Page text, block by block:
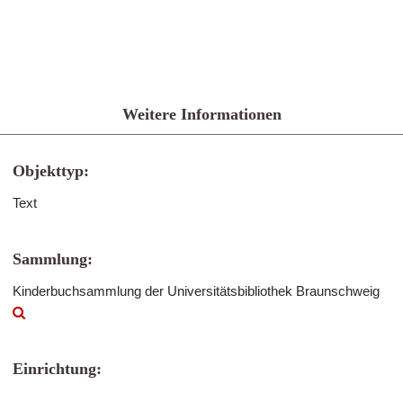
Weitere Informationen
Objekttyp:
Text
Sammlung:
Kinderbuchsammlung der Universitätsbibliothek Braunschweig
Einrichtung: